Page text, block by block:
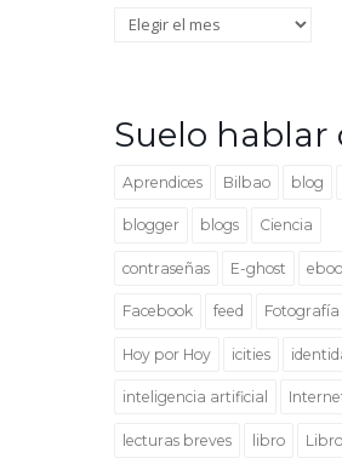
Archivo
Suelo hablar
Aprendices Bilbao blog
blogger blogs Ciencia
contraseñas E-ghost
Facebook feed Fotografía
Hoy por Hoy icities
inteligencia artificial
lecturas breves libro